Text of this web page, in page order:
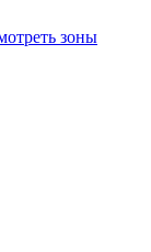
зоны